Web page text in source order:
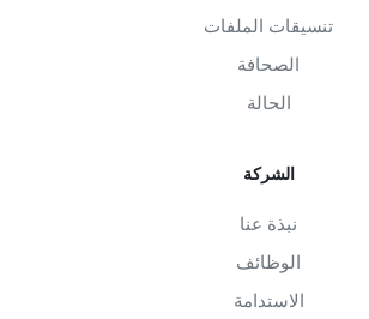
تنسيقات الملفات
الصحافة
الحالة
الشركة
نبذة عنا
الوظائف
الاستدامة